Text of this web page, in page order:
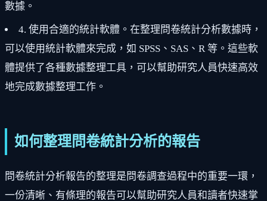
數據。
4. 使用合適的統計軟體。在整理問卷統計分析數據時，
可以使用統計軟體來完成，如 SPSS、SAS、R 等。這些軟
體提供了各種數據整理工具，可以幫助研究人員快速高效
地完成數據整理工作。
如何整理問卷統計分析的報告
問卷統計分析報告的整理是問卷調查過程中的重要一環，
一份清晰、有條理的報告可以幫助研究人員和讀者快速掌